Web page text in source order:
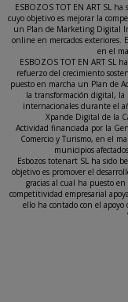
ESBOZOS TOT EN ART SL
cuyo objetivo es mejorar la
un Plan de Marketing Digital
online en mercados exteriores.
en el
ESBOZOS TOT EN ART SL
refuerzo del crecimiento
puesto en marcha un Plan de
la transformación digital, la
internacionales durante el
Xpande Digital de la
Actividad financiada por la
Comercio y Turismo, en el
municipios
Esbozos totenart SL ha sido
objetivo es promover el
gracias al cual ha puesto
competitividad empresarial
ello ha contado con el apoyo